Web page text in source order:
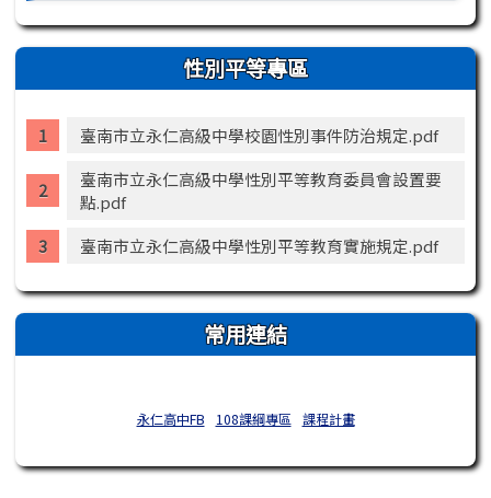
性別平等專區
臺南市立永仁高級中學校園性別事件防治規定.pdf
臺南市立永仁高級中學性別平等教育委員會設置要
點.pdf
臺南市立永仁高級中學性別平等教育實施規定.pdf
常用連結
永仁高中FB 108課綱專區 課程計畫